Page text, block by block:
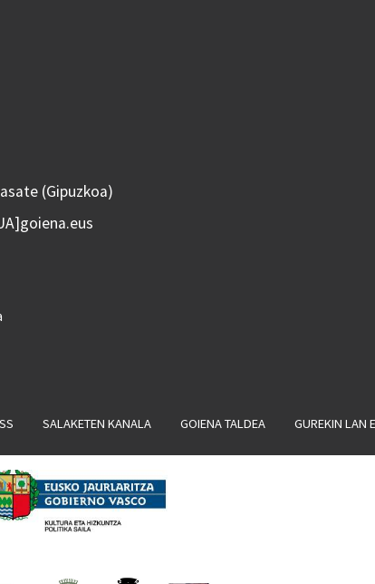
(Gipuzkoa)
SALAKETEN KANALA GOIENA TALDEA GUREKIN LAN